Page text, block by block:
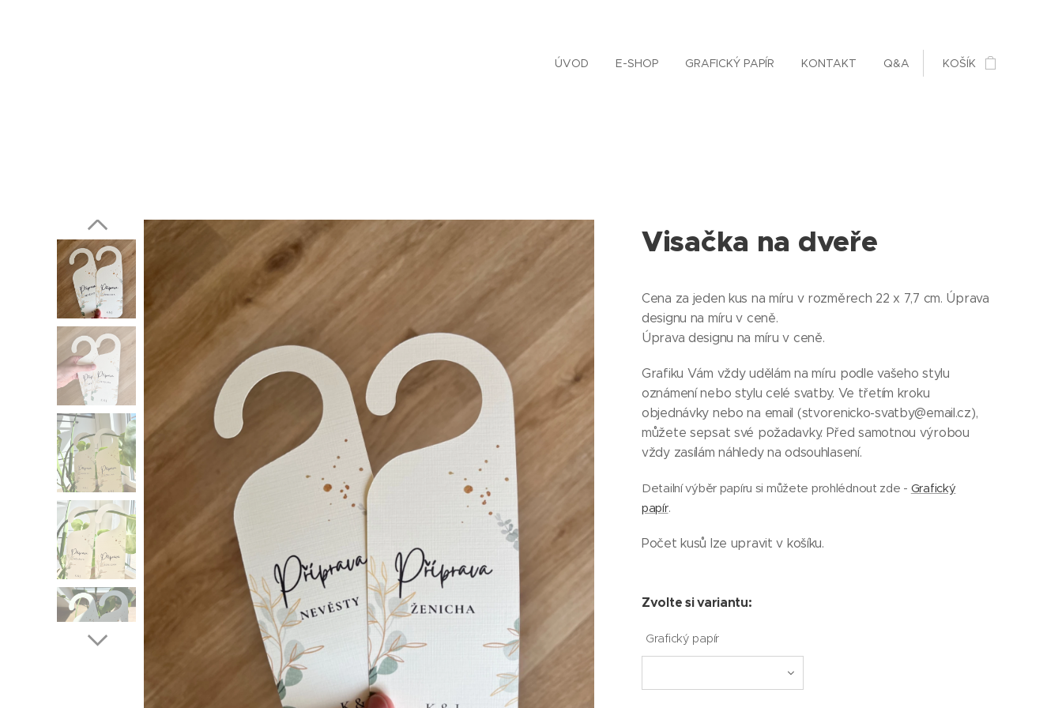
ÚVOD E-SHOP GRAFICKÝ PAPÍR KONTAKT Q&A KOŠÍK
Visačka na dveře
Cena za jeden kus na míru v rozměrech 22 x 7,7 cm. Úprava
designu na míru v ceně.
Úprava designu na míru v ceně.
Grafiku Vám vždy udělám na míru podle vašeho stylu
oznámení nebo stylu celé svatby. Ve třetím kroku
objednávky nebo na email (stvorenicko-svatby@email.cz),
můžete sepsat své požadavky. Před samotnou výrobou
vždy zasílám náhledy na odsouhlasení.
Detailní výběr papíru si můžete prohlédnout zde - Grafický
papír.
Počet kusů lze upravit v košíku.
Zvolte si variantu:
Grafický papír